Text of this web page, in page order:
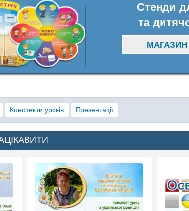
Стенди
та
МАГАЗИН
Конспекти уроків Презентації